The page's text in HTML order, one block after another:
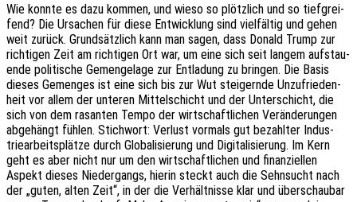
Wie konnte es dazu kommen, und wieso so plötz­lich und so tief­grei­
fend? Die Ursa­chen für diese Entwick­lung sind viel­fäl­tig und gehen
weit zurück. Grund­sätz­lich kann man sagen, dass Donald Trump zur
rich­ti­gen Zeit am rich­ti­gen Ort war, um eine sich seit langem aufstau­
en­de poli­ti­sche Gemenge­la­ge zur Entla­dung zu brin­gen. Die Basis
dieses Gemen­ges ist eine sich bis zur Wut stei­gern­de Unzu­frie­den­
heit vor allem der unte­ren Mittel­schicht und der Unter­schicht, die
sich von dem rasan­ten Tempo der wirt­schaft­li­chen Verän­de­run­gen
abge­hängt fühlen. Stich­wort: Verlust vormals gut bezahl­ter Indus­
trie­ar­beits­plät­ze durch Globa­li­sie­rung und Digi­ta­li­sie­rung. Im Kern
geht es aber nicht nur um den wirt­schaft­li­chen und finan­zi­el­len
Aspekt dieses Nieder­gangs, hierin steckt auch die Sehn­sucht nach
der „guten, alten Zeit“, in der die Verhält­nis­se klar und über­schau­bar